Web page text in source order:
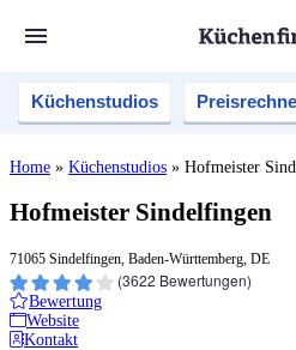
Küchenstudios
Home » Küchenstudios » Hofmeister
Hofmeister Sindelfingen
71065 Sindelfingen, Baden-Württemberg, DE
(3622 Bewertungen)
Bewertung
Website
Kontakt